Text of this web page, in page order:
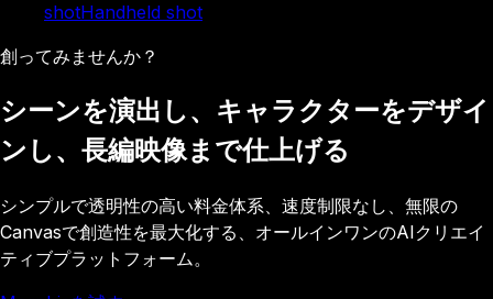
shotHandheld shot
創ってみませんか？
シーンを演出し、キャラクターをデザイ
ンし、長編映像まで仕上げる
シンプルで透明性の高い料金体系、速度制限なし、無限の
Canvasで創造性を最大化する、オールインワンのAIクリエイ
ティブプラットフォーム。